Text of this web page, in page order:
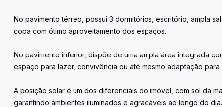
No pavimento térreo, possui 3 dormitórios, escritório, ampla
copa com ótimo aproveitamento dos espaços.
No pavimento inferior, dispõe de uma ampla área integrada
espaço para lazer, convivência ou até mesmo adaptação para
A posição solar é um dos diferenciais do imóvel, com sol da
garantindo ambientes iluminados e agradáveis ao longo do dia.